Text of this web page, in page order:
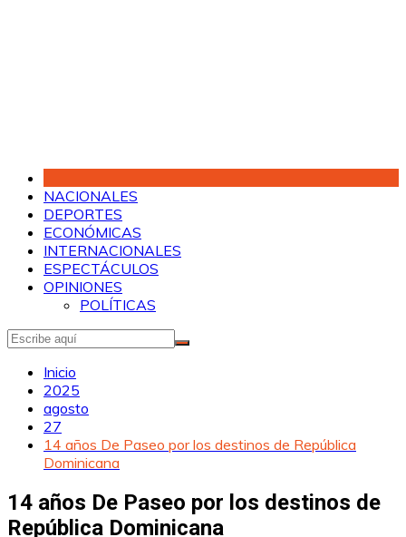
NACIONALES
DEPORTES
ECONÓMICAS
INTERNACIONALES
ESPECTÁCULOS
OPINIONES
POLÍTICAS
Inicio
2025
agosto
27
14 años De Paseo por los destinos de República
Dominicana
14 años De Paseo por los destinos de
República Dominicana